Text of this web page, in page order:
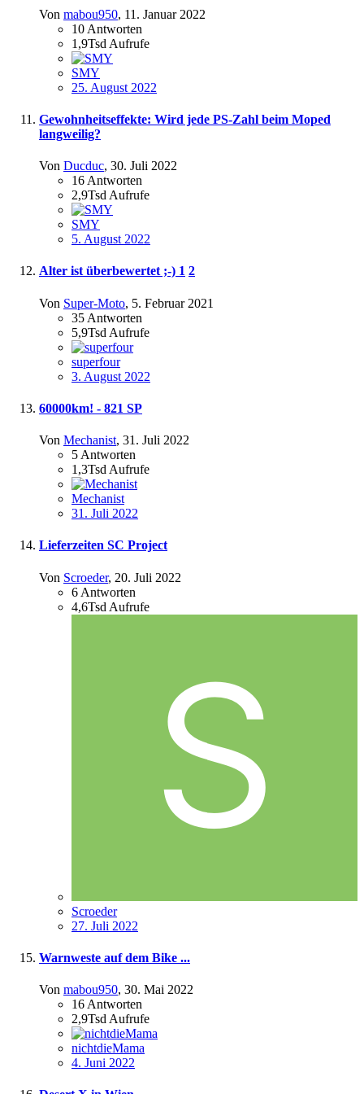
Von mabou950, 11. Januar 2022
10 Antworten
1,9Tsd Aufrufe
SMY
25. August 2022
Gewohnheitseffekte: Wird jede PS-Zahl beim Moped
langweilig?
Von Ducduc, 30. Juli 2022
16 Antworten
2,9Tsd Aufrufe
SMY
5. August 2022
Alter ist überbewertet ;-) 1 2
Von Super-Moto, 5. Februar 2021
35 Antworten
5,9Tsd Aufrufe
superfour
3. August 2022
60000km! - 821 SP
Von Mechanist, 31. Juli 2022
5 Antworten
1,3Tsd Aufrufe
Mechanist
31. Juli 2022
Lieferzeiten SC Project
Von Scroeder, 20. Juli 2022
6 Antworten
4,6Tsd Aufrufe
Scroeder
27. Juli 2022
Warnweste auf dem Bike ...
Von mabou950, 30. Mai 2022
16 Antworten
2,9Tsd Aufrufe
nichtdieMama
4. Juni 2022